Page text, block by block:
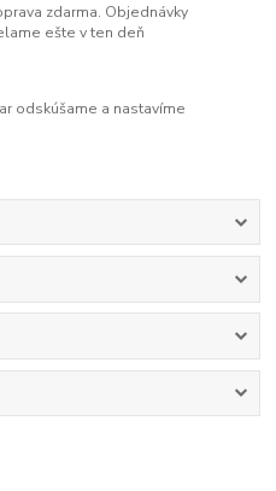
zdarma. Objednávky
ešte v ten deň
odskúšame a nastavíme